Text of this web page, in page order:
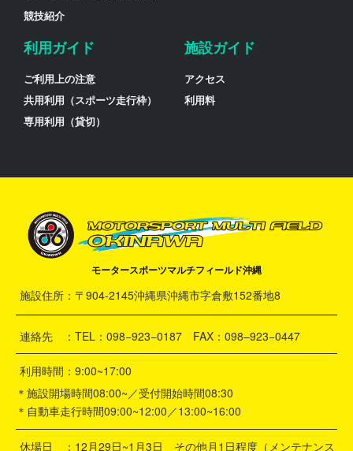
競技紹介
利用ガイド
ご利用上の注意
共用利用（スポーツ走行枠）
専用利用（貸切）
施設ガイド
アクセス
利用料
モータースポーツマルチフィールド沖縄
施設住所：〒904-2145沖縄県沖縄市字倉敷152番地8
連絡先 ：TEL：098−923−0187 FAX：098–923−0447
利用時間：9:00~17:00
＊施設開場時間08:00~／受付開始時間08:30
＊自動車走行時間09:00~12:00／13:00~16:00
休場日 ：12月29日~1月3日 その他月1日程度（メンテナンス